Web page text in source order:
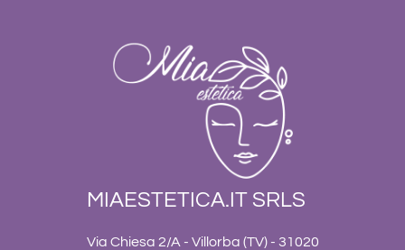
MIAESTETICA.IT SRLS
Via Chiesa 2/A - Villorba (TV) - 31020